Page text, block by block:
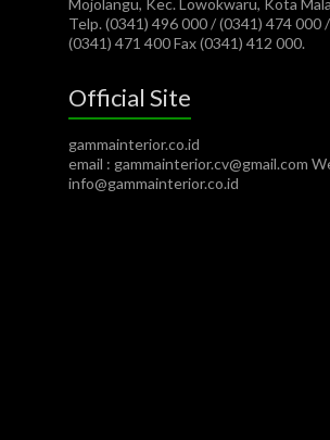
Mojolangu, Kec. Lowokwaru, Kota
Telp. (0341) 496 000 / (0341) 474 000 /
(0341) 471 400 Fax (0341) 412 000.
Official Site
gammainterior.co.id
email : gammainterior.cv@gmail.com
info@gammainterior.co.id